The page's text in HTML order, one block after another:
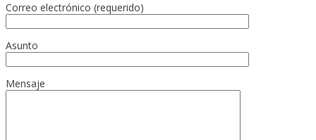
Correo electrónico (requerido)
Asunto
Mensaje